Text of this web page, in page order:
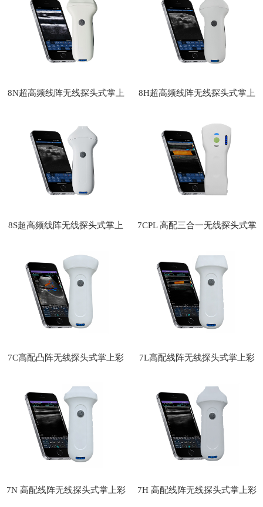
8N超高频线阵无线探头式掌上
彩超
8H超高频线阵无线探头式掌上
彩超（64通道）
8S超高频线阵无线探头式掌上
彩超
7CPL 高配三合一无线探头式掌
上彩超
7C高配凸阵无线探头式掌上彩
超
7L高配线阵无线探头式掌上彩
超
7N 高配线阵无线探头式掌上彩 7H 高配线阵无线探头式掌上彩